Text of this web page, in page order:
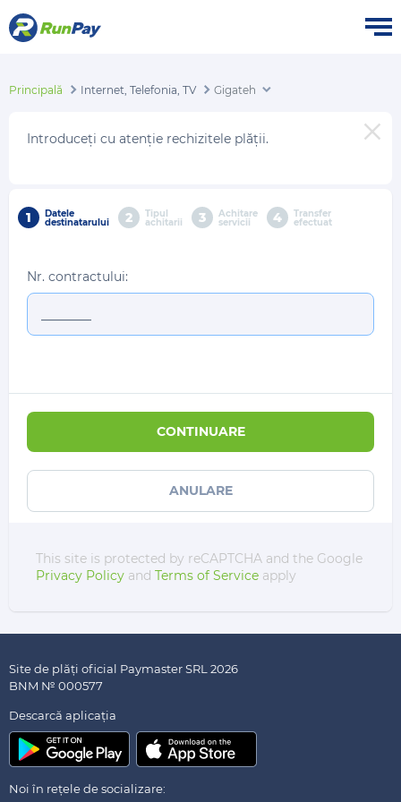
Principală Internet, Telefonia, TV Gigateh
1 Datele
destinatarului 2 Tipul
achitarii 3 Achitare
servicii 4 Transfer
efectuat
Nr. contractului:
CONTINUARE
ANULARE
This site is protected by reCAPTCHA and the Google
Privacy Policy and Terms of Service apply
Introduceți cu atenție rechizitele plății.
Site de plăți oficial Paymaster SRL 2026
BNM № 000577
Descarсă aplicația
Noi în rețele de socializare: